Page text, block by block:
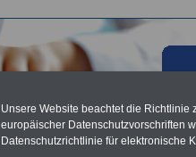
Unsere Website beachtet die
europäischer Datenschutzvorschriften
Datenschutzrichtlinie für elektronische